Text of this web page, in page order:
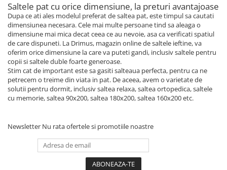
Saltele pat cu orice dimensiune, la preturi avantajoase
Dupa ce ati ales modelul preferat de saltea pat, este timpul sa cautati
dimensiunea necesara. Cele mai multe persoane tind sa aleaga o
dimensiune mai mica decat ceea ce au nevoie, asa ca verificati spatiul
de care dispuneti. La Drimus, magazin online de saltele ieftine, va
oferim orice dimensiune la care va puteti gandi, inclusiv saltele pentru
copii si saltele duble foarte generoase.
Stim cat de important este sa gasiti salteaua perfecta, pentru ca ne
petrecem o treime din viata in pat. De aceea, avem o varietate de
solutii pentru dormit, inclusiv saltea relaxa, saltea ortopedica, saltele
cu memorie, saltea 90x200, saltea 180x200, saltea 160x200 etc.
Newsletter Nu rata ofertele si promotiile noastre